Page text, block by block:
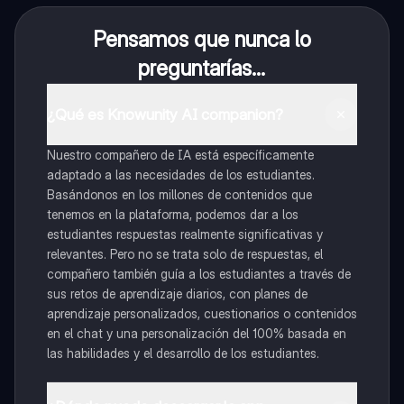
Pensamos que nunca lo
preguntarías...
Nuestro compañero de IA está específicamente
adaptado a las necesidades de los estudiantes.
Basándonos en los millones de contenidos que
tenemos en la plataforma, podemos dar a los
estudiantes respuestas realmente significativas y
relevantes. Pero no se trata solo de respuestas, el
compañero también guía a los estudiantes a través de
sus retos de aprendizaje diarios, con planes de
aprendizaje personalizados, cuestionarios o contenidos
en el chat y una personalización del 100% basada en
las habilidades y el desarrollo de los estudiantes.